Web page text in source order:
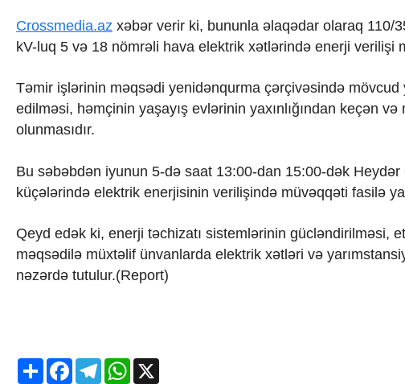
Məhkəmə və hüquq
Ekologiya
Gənclər və İdman
Media və QHT
Hadisə
Sağlamlıq
Mənəvi dəyərlər
Texnologiya
Mətbuat-150
Missiyamız
Crossmedia.az xəbər verir ki, bununla əlaqədar olaraq 110/
kV-luq 5 və 18 nömrəli hava elektrik xətlərində enerji verilişi
Təmir işlərinin məqsədi yenidənqurma çərçivəsində
edilməsi, həmçinin yaşayış evlərinin yaxınlığından keçən
olunmasıdır.
Bu səbəbdən iyunun 5-də saat 13:00-dan 15:00-dək
küçələrində elektrik enerjisinin verilişində müvəqqəti fasilə
Qeyd edək ki, enerji təchizatı sistemlərinin gücləndirilməsi,
məqsədilə müxtəlif ünvanlarda elektrik xətləri və
nəzərdə tutulur.(Report)
ShareFacebookTelegramWhatsApp